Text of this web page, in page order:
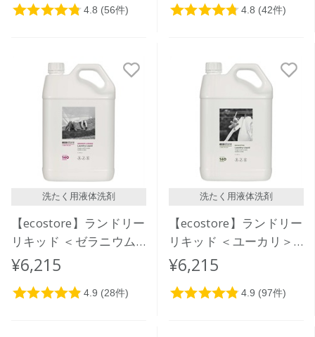
洗たく用液体洗剤
【ecostore】ランドリー
リキッド ＜ゼラニウム
＆オレンジ＞5L
¥6,215
洗たく用液体洗剤
【ecostore】ランドリー
リキッド ＜ユーカリ＞
5L
¥6,215